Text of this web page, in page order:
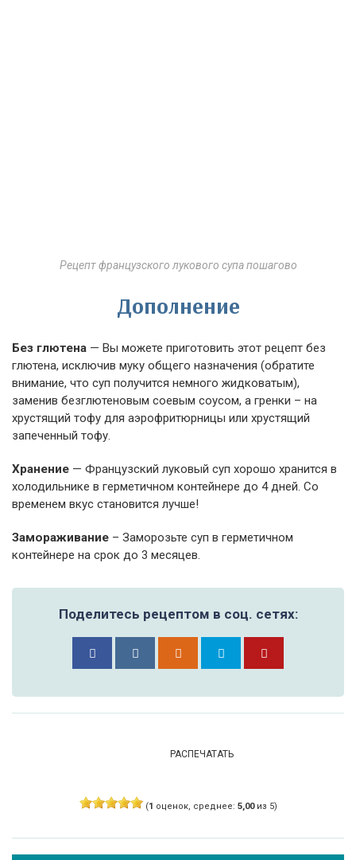
Рецепт французского лукового супа пошагово
Дополнение
Без глютена — Вы можете приготовить этот рецепт без
глютена, исключив муку общего назначения (обратите
внимание, что суп получится немного жидковатым),
заменив безглютеновым соевым соусом, а гренки – на
хрустящий тофу для аэрофритюрницы или хрустящий
запеченный тофу.
Хранение — Французский луковый суп хорошо хранится в
холодильнике в герметичном контейнере до 4 дней. Со
временем вкус становится лучше!
Замораживание – Заморозьте суп в герметичном
контейнере на срок до 3 месяцев.
Поделитесь рецептом в соц. сетях:
РАСПЕЧАТАТЬ
(1 оценок, среднее: 5,00из 5)